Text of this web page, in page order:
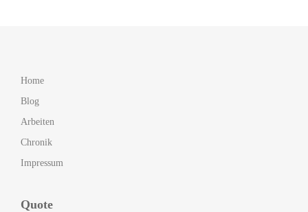
Home
Blog
Arbeiten
Chronik
Impressum
Quote